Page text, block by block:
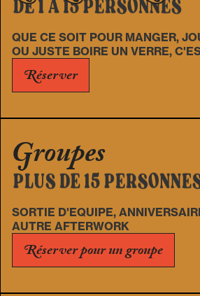
DE 1 À 15 PERSONNES
QUE CE SOIT POUR MANGER,
OU JUSTE BOIRE UN VERRE,
Réserver
Groupes
PLUS DE 15
SORTIE D'EQUIPE,
AUTRE AFTERWORK
Réserver pour un groupe